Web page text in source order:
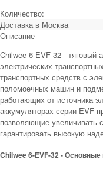
Количество:
Доставка в Москва
Описание
Chilwee 6-EVF-32 - тяговый
электрических
транспортных средств с
поломоечных машин и
работающих от источника
аккумуляторах серии EVF
позволяющие увеличивать
гарантировать высокую
Chilwee 6-EVF-32 -